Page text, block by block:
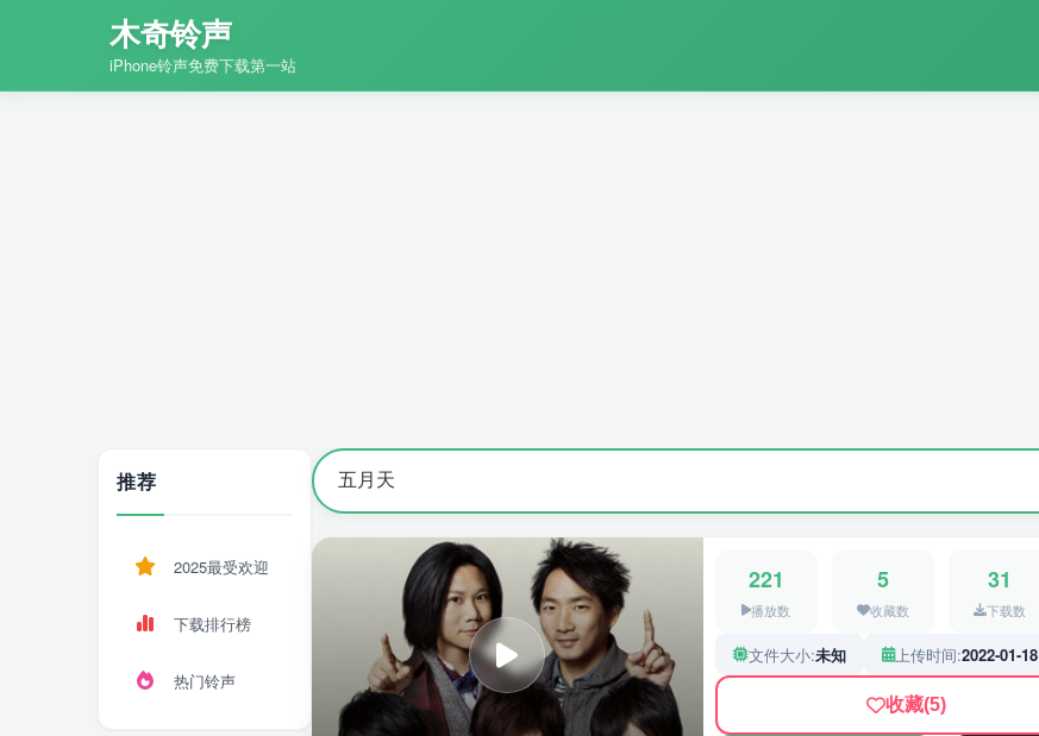
木奇铃声
iPhone铃声免费下载第一站
推荐
2025最受欢迎
下载排行榜
热门铃声
221
播放数
5
收藏数
31
下载数
文件大小:未知 上传时间:2022-01-18
收藏(5)